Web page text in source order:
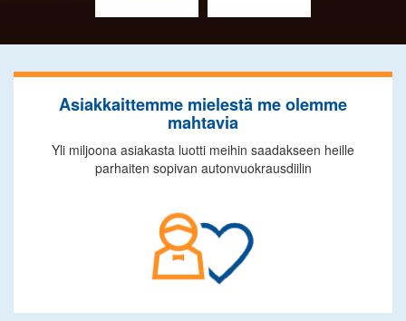
Asiakkaittemme mielestä me olemme
mahtavia
Yli miljoona asiakasta luotti meihin saadakseen heille
parhaiten sopivan autonvuokrausdiilin